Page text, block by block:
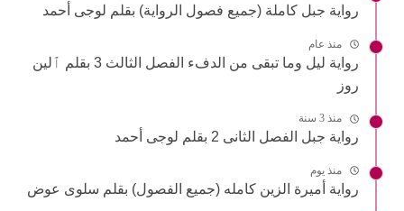
رواية جبل كاملة (جميع فصول الرواية) بقلم لوجى أحمد
منذ عام
رواية ليل وما تبقى من الدفء الفصل الثالث 3 بقلم ٱلين
روز
منذ 3 سنة
رواية جبل الفصل الثانى 2 بقلم لوجى أحمد
منذ يوم
رواية أميرة الزين كامله (جميع الفصول) بقلم سلوى عوض